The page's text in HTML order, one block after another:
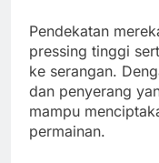
Pendekatan
pressing tinggi
ke serangan.
dan penyerang
mampu
permainan.